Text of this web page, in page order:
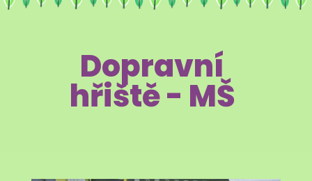
Dopravní
hřiště - MŠ